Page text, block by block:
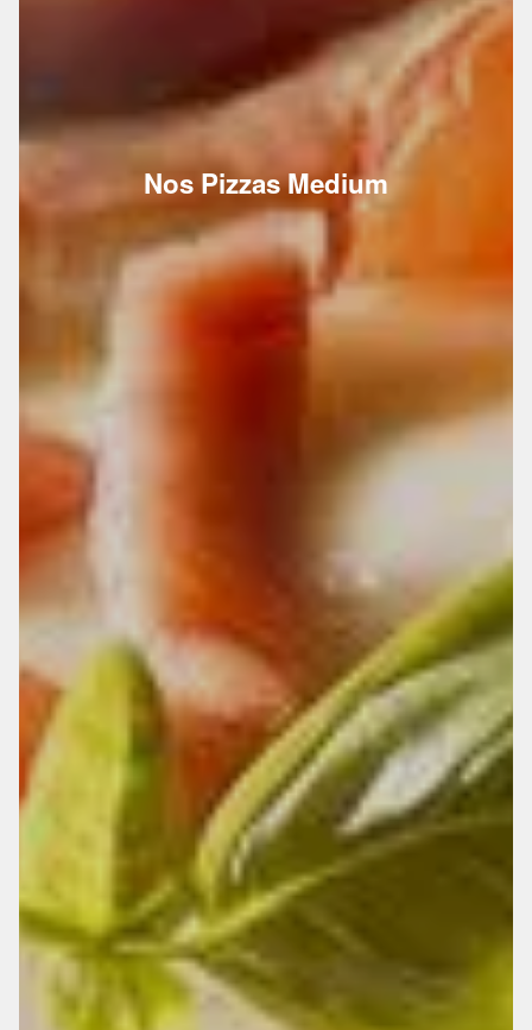
Nos Pizzas Medium